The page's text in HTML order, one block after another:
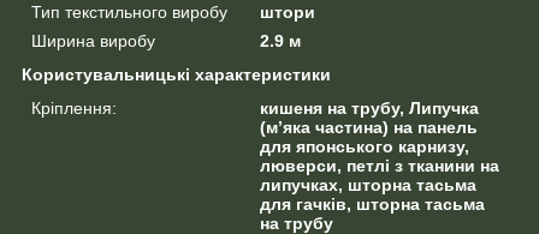
Тип текстильного виробу
штори
Ширина виробу
2.9 м
Користувальницькі характеристики
Кріплення:
кишеня на трубу, Липучка
(м’яка частина) на панель
для японського карнизу,
люверси, петлі з тканини на
липучках, шторна тасьма
для гачків, шторна тасьма
на трубу